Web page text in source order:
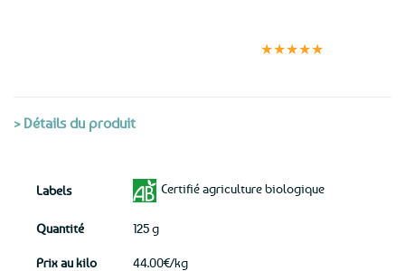
★★★★★
> Détails du produit
Labels Certifié agriculture biologique
Quantité 125 g
Prix au kilo 44.00€/kg